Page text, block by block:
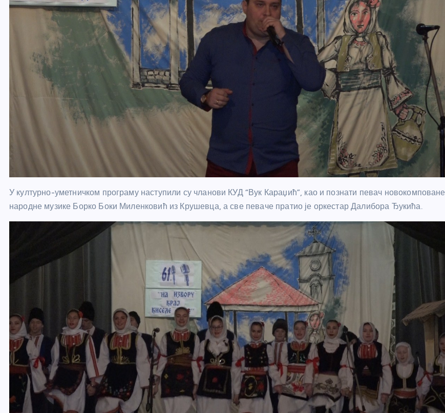
У културно-уметничком програму наступили су чланови КУД “Вук Караџић”, као и познати певач новокомповане
народне музике Борко Боки Миленковић из Крушевца, а све певаче пратио је оркестар Далибора Ђукића.